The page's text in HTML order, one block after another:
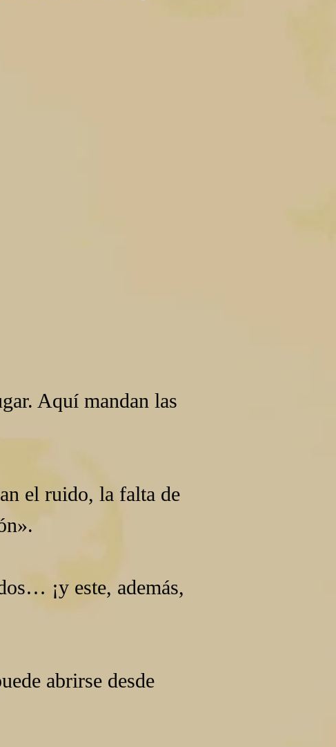
Aquí mandan las
el ruido, la falta de
¡y este, además,
abrirse desde